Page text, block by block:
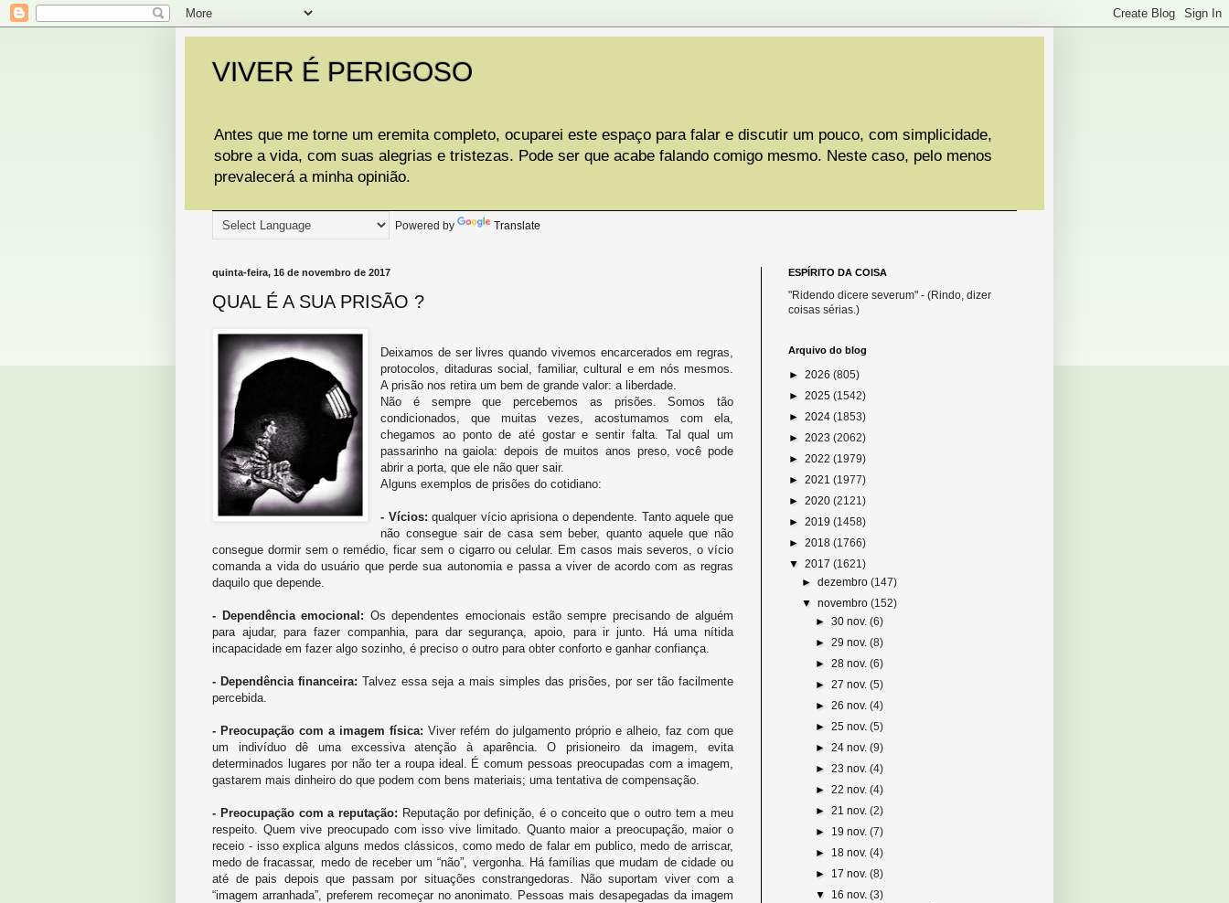
VIVER É PERIGOSO
Antes que me torne um eremita completo, ocuparei este espaço para falar e discutir um pouco, com simplicidade,
sobre a vida, com suas alegrias e tristezas. Pode ser que acabe falando comigo mesmo. Neste caso, pelo menos
prevalecerá a minha opinião.
Powered by Translate
quinta-feira, 16 de novembro de 2017
QUAL É A SUA PRISÃO ?
Deixamos de ser livres quando vivemos encarcerados em regras,
protocolos, ditaduras social, familiar, cultural e em nós mesmos.
A prisão nos retira um bem de grande valor: a liberdade.
Não é sempre que percebemos as prisões. Somos tão
condicionados, que muitas vezes, acostumamos com ela,
chegamos ao ponto de até gostar e sentir falta. Tal qual um
passarinho na gaiola: depois de muitos anos preso, você pode
abrir a porta, que ele não quer sair.
Alguns exemplos de prisões do cotidiano:
- Vícios: qualquer vício aprisiona o dependente. Tanto aquele que
não consegue sair de casa sem beber, quanto aquele que não
consegue dormir sem o remédio, ficar sem o cigarro ou celular. Em casos mais severos, o vício
comanda a vida do usuário que perde sua autonomia e passa a viver de acordo com as regras
daquilo que depende.
- Dependência emocional: Os dependentes emocionais estão sempre precisando de alguém
para ajudar, para fazer companhia, para dar segurança, apoio, para ir junto. Há uma nítida
incapacidade em fazer algo sozinho, é preciso o outro para obter conforto e ganhar confiança.
- Dependência financeira: Talvez essa seja a mais simples das prisões, por ser tão facilmente
percebida.
- Preocupação com a imagem física: Viver refém do julgamento próprio e alheio, faz com que
um indivíduo dê uma excessiva atenção à aparência. O prisioneiro da imagem, evita
determinados lugares por não ter a roupa ideal. É comum pessoas preocupadas com a imagem,
gastarem mais dinheiro do que podem com bens materiais; uma tentativa de compensação.
- Preocupação com a reputação: Reputação por definição, é o conceito que o outro tem a meu
respeito. Quem vive preocupado com isso vive limitado. Quanto maior a preocupação, maior o
receio - isso explica alguns medos clássicos, como medo de falar em publico, medo de arriscar,
medo de fracassar, medo de receber um “não”, vergonha. Há famílias que mudam de cidade ou
até de pais depois que passam por situações constrangedoras. Não suportam viver com a
“imagem arranhada”, preferem recomeçar no anonimato. Pessoas mais desapegadas da imagem
ESPÍRITO DA COISA
"Ridendo dicere severum" - (Rindo, dizer
coisas sérias.)
Arquivo do blog
► 2026 (805)
► 2025 (1542)
► 2024 (1853)
► 2023 (2062)
► 2022 (1979)
► 2021 (1977)
► 2020 (2121)
► 2019 (1458)
► 2018 (1766)
▼ 2017 (1621)
►dezembro(147)
▼novembro(152)
► 30 nov. (6)
► 29 nov. (8)
► 28 nov. (6)
► 27 nov. (5)
► 26 nov. (4)
► 25 nov. (5)
► 24 nov. (9)
► 23 nov. (4)
► 22 nov. (4)
► 21 nov. (2)
► 19 nov. (7)
► 18 nov. (4)
► 17 nov. (8)
▼ 16 nov. (3)